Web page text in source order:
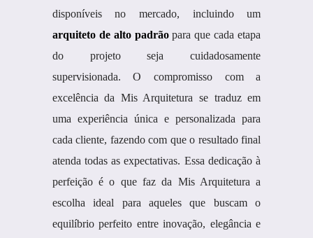
disponíveis no mercado, incluindo um
arquiteto de alto padrãopara que cada etapa
do projeto seja cuidadosamente
supervisionada. O compromisso com a
excelência da Mis Arquitetura se traduz em
uma experiência única e personalizada para
cada cliente, fazendo com que o resultado final
atenda todas as expectativas. Essa dedicação à
perfeição é o que faz da Mis Arquitetura a
escolha ideal para aqueles que buscam o
equilíbrio perfeito entre inovação, elegância e